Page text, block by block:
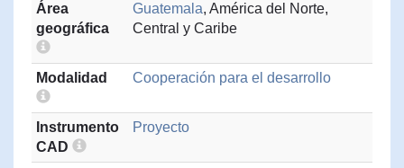
Área
geográfica
Guatemala, América del Norte,
Central y Caribe
Modalidad Cooperación para el desarrollo
Instrumento
CAD
Proyecto